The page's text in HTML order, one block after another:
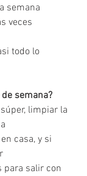
semana
veces
todo lo
semana?
limpiar la
casa, y si
para salir con